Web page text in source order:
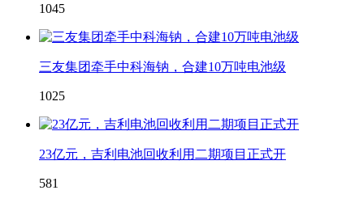
1045
三友集团牵手中科海钠，合建10万吨电池级
1025
23亿元，吉利电池回收利用二期项目正式开
581